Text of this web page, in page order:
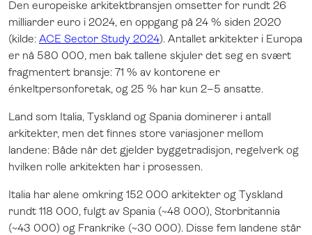
Den europeiske arkitektbransjen omsetter for rundt 26
milliarder euro i 2024, en oppgang på 24 % siden 2020
(kilde: ACE Sector Study 2024). Antallet arkitekter i Europa
er nå 580 000, men bak tallene skjuler det seg en svært
fragmentert bransje: 71 % av kontorene er
énkeltpersonforetak, og 25 % har kun 2–5 ansatte.
Land som Italia, Tyskland og Spania dominerer i antall
arkitekter, men det finnes store variasjoner mellom
landene: Både når det gjelder byggetradisjon, regelverk og
hvilken rolle arkitekten har i prosessen.
Italia har alene omkring 152 000 arkitekter og Tyskland
rundt 118 000, fulgt av Spania (~48 000), Storbritannia
(~43 000) og Frankrike (~30 000). Disse fem landene står